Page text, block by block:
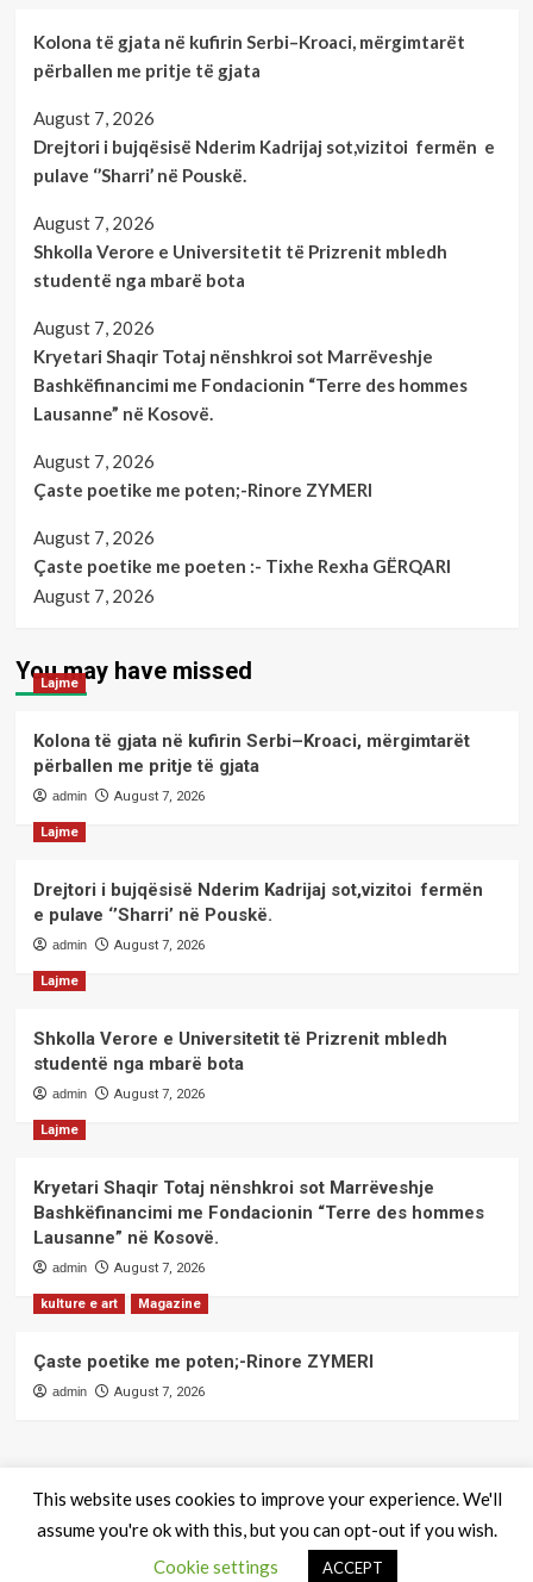
Kolona të gjata në kufirin Serbi–Kroaci, mërgimtarët
përballen me pritje të gjata
August 7, 2026
Drejtori i bujqësisë Nderim Kadrijaj sot,vizitoi fermën e
pulave ‘’Sharri’ në Pouskë.
August 7, 2026
Shkolla Verore e Universitetit të Prizrenit mbledh
studentë nga mbarë bota
August 7, 2026
Kryetari Shaqir Totaj nënshkroi sot Marrëveshje
Bashkëfinancimi me Fondacionin “Terre des hommes
Lausanne” në Kosovë.
August 7, 2026
Çaste poetike me poten;-Rinore ZYMERI
August 7, 2026
Çaste poetike me poeten :- Tixhe Rexha GËRQARI
August 7, 2026
You may have missed
Lajme
Kolona të gjata në kufirin Serbi–Kroaci, mërgimtarët
përballen me pritje të gjata
admin August 7, 2026
Lajme
Drejtori i bujqësisë Nderim Kadrijaj sot,vizitoi fermën
e pulave ‘’Sharri’ në Pouskë.
admin August 7, 2026
Lajme
Shkolla Verore e Universitetit të Prizrenit mbledh
studentë nga mbarë bota
admin August 7, 2026
Lajme
Kryetari Shaqir Totaj nënshkroi sot Marrëveshje
Bashkëfinancimi me Fondacionin “Terre des hommes
Lausanne” në Kosovë.
admin August 7, 2026
kulture e art Magazine
Çaste poetike me poten;-Rinore ZYMERI
admin August 7, 2026
QendraPRESS - Te drejtat e rezervuara|CoverNewsby AF
themes.
This website uses cookies to improve your experience. We'll
assume you're ok with this, but you can opt-out if you wish.
Cookie settings
ACCEPT